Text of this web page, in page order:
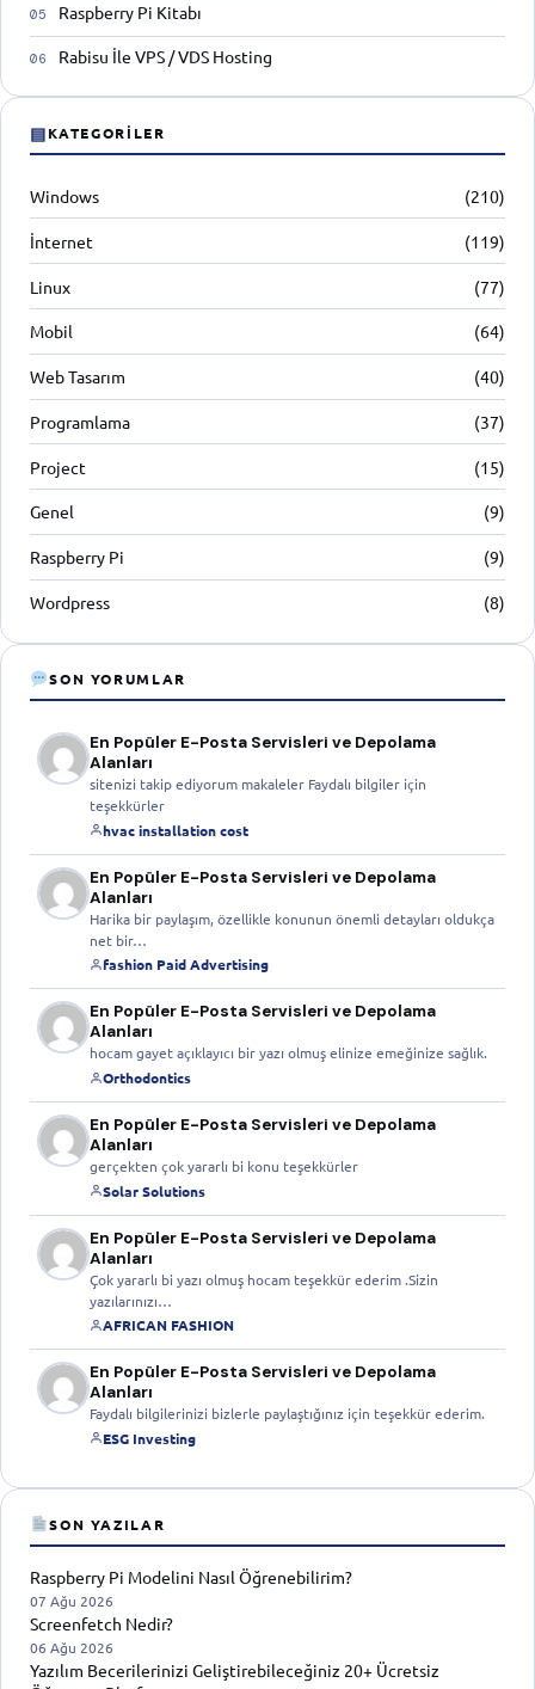
Raspberry Pi Kitabı
Rabisu İle VPS / VDS Hosting
▤KATEGORILER
Windows (210)
İnternet (119)
Linux (77)
Mobil (64)
Web Tasarım (40)
Programlama (37)
Project (15)
Genel (9)
Raspberry Pi (9)
Wordpress (8)
SON YORUMLAR
En Popüler E-Posta Servisleri ve Depolama
Alanları
sitenizi takip ediyorum makaleler Faydalı bilgiler için
teşekkürler
hvac installation cost
En Popüler E-Posta Servisleri ve Depolama
Alanları
Harika bir paylaşım, özellikle konunun önemli detayları oldukça
net bir…
fashion Paid Advertising
En Popüler E-Posta Servisleri ve Depolama
Alanları
hocam gayet açıklayıcı bir yazı olmuş elinize emeğinize sağlık.
Orthodontics
En Popüler E-Posta Servisleri ve Depolama
Alanları
gerçekten çok yararlı bi konu teşekkürler
Solar Solutions
En Popüler E-Posta Servisleri ve Depolama
Alanları
Çok yararlı bi yazı olmuş hocam teşekkür ederim .Sizin
yazılarınızı…
AFRICAN FASHION
En Popüler E-Posta Servisleri ve Depolama
Alanları
Faydalı bilgilerinizi bizlerle paylaştığınız için teşekkür ederim.
ESG Investing
SON YAZILAR
Raspberry Pi Modelini Nasıl Öğrenebilirim?
07 Ağu 2026
Screenfetch Nedir?
06 Ağu 2026
Yazılım Becerilerinizi Geliştirebileceğiniz 20+ Ücretsiz